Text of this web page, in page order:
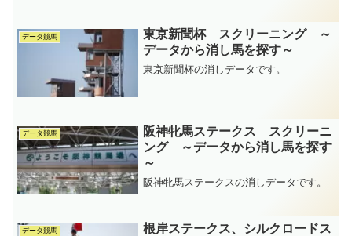
データ競馬
東京新聞杯 スクリーニング ～
データから消し馬を探す～
東京新聞杯の消しデータです。
データ競馬
阪神牝馬ステークス スクリーニ
ング ～データから消し馬を探す
～
阪神牝馬ステークスの消しデータです。
データ競馬
根岸ステークス、シルクロードス